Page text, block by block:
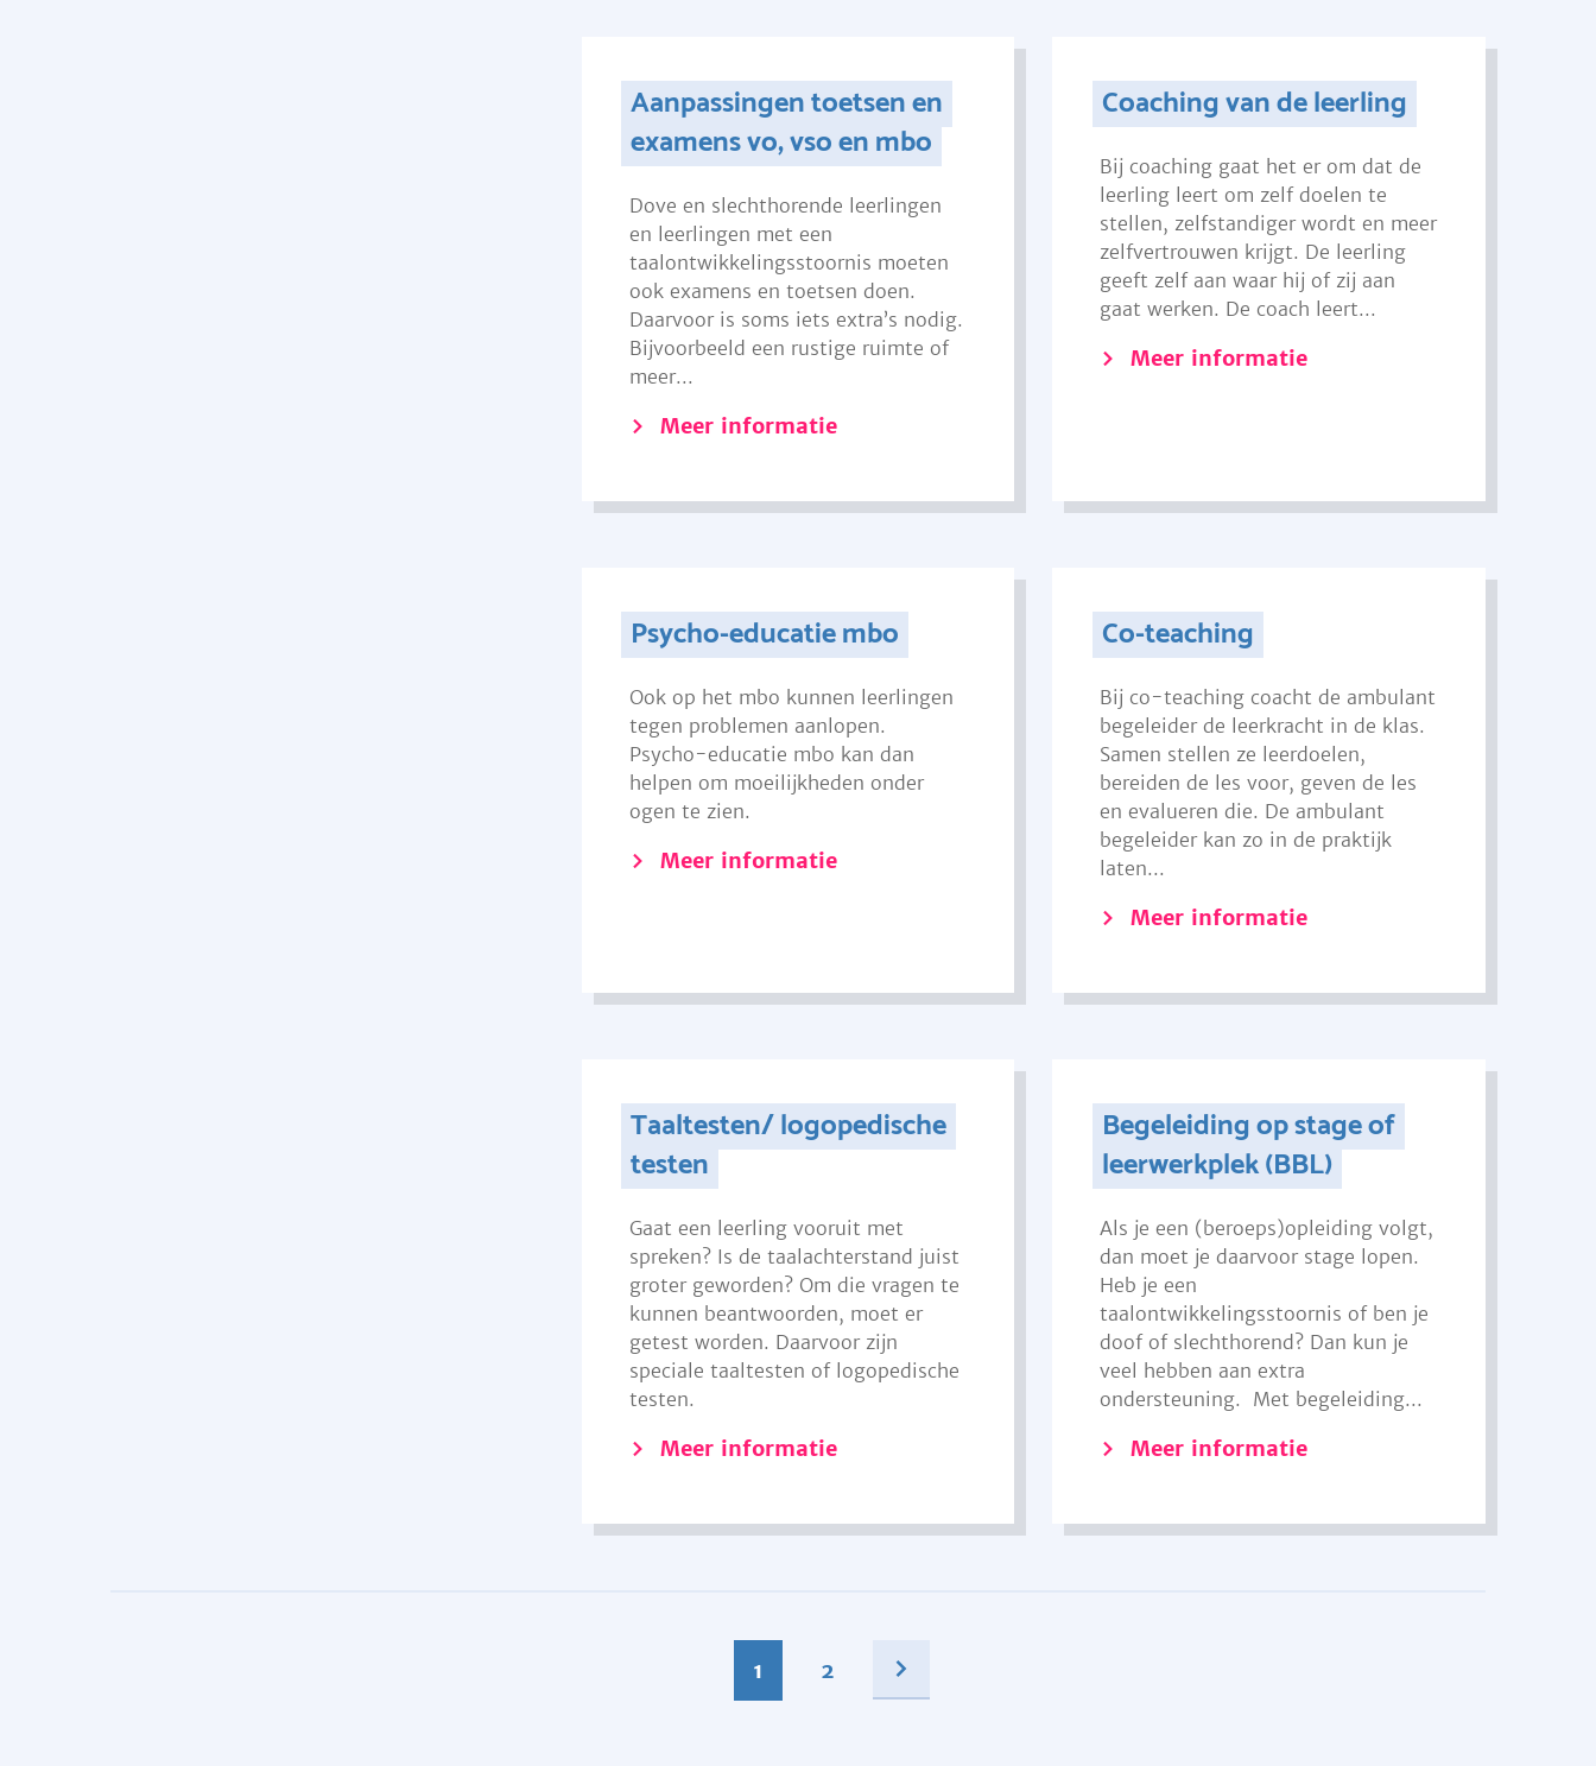
Aanpassingen toetsen en
examens vo, vso en mbo
Dove en slechthorende leerlingen
en leerlingen met een
taalontwikkelingsstoornis moeten
ook examens en toetsen doen.
Daarvoor is soms iets extra’s nodig.
Bijvoorbeeld een rustige ruimte of
meer...
Meer informatie
Coaching van de leerling
Bij coaching gaat het er om dat de
leerling leert om zelf doelen te
stellen, zelfstandiger wordt en meer
zelfvertrouwen krijgt. De leerling
geeft zelf aan waar hij of zij aan
gaat werken. De coach leert...
Meer informatie
Psycho-educatie mbo
Ook op het mbo kunnen leerlingen
tegen problemen aanlopen.
Psycho-educatie mbo kan dan
helpen om moeilijkheden onder
ogen te zien.
Meer informatie
Co-teaching
Bij co-teaching coacht de ambulant
begeleider de leerkracht in de klas.
Samen stellen ze leerdoelen,
bereiden de les voor, geven de les
en evalueren die. De ambulant
begeleider kan zo in de praktijk
laten...
Meer informatie
Taaltesten/ logopedische
testen
Gaat een leerling vooruit met
spreken? Is de taalachterstand juist
groter geworden? Om die vragen te
kunnen beantwoorden, moet er
getest worden. Daarvoor zijn
speciale taaltesten of logopedische
testen.
Meer informatie
Begeleiding op stage of
leerwerkplek (BBL)
Als je een (beroeps)opleiding volgt,
dan moet je daarvoor stage lopen.
Heb je een
taalontwikkelingsstoornis of ben je
doof of slechthorend? Dan kun je
veel hebben aan extra
ondersteuning. Met begeleiding...
Meer informatie
1 2